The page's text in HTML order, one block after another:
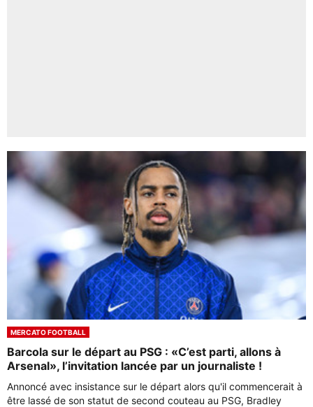
MERCATO FOOTBALL
Barcola sur le départ au PSG : «C’est parti, allons à
Arsenal», l’invitation lancée par un journaliste !
Annoncé avec insistance sur le départ alors qu'il commencerait à
être lassé de son statut de second couteau au PSG, Bradley